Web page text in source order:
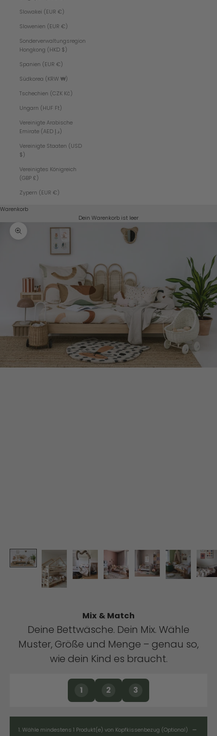
Slowakei (EUR €)
Slowenien (EUR €)
Sonderverwaltungsregion
Hongkong (HKD $)
Spanien (EUR €)
Südkorea (KRW ₩)
Tschechien (CZK Kč)
Ungarn (HUF Ft)
Vereinigte Arabische
Emirate (AED د.إ)
Vereinigte Staaten (USD
$)
Vereinigtes Königreich
(GBP £)
Zypern (EUR €)
Warenkorb
Dein Warenkorb ist leer
Bild vergrößern
Mix & Match
Deine Bettwäsche. Dein Mix. Wähle
Muster, Größe und Menge – genau so,
wie dein Kind es braucht.
1 2 3
1. Wähle mindestens 1 Produkt(e) von Kopfkissenbezug (Optional)